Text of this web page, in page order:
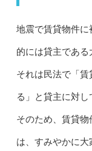
地震で賃貸物件に
的には貸主である
それは民法で「
る」と貸主に対し
そのため、賃貸
は、すみやかに大